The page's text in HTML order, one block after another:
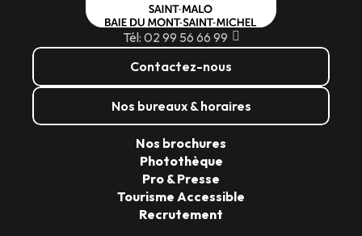
Tél: 02 99 56 66 99
Contactez-nous
Nos bureaux & horaires
Nos brochures
Photothèque
Pro & Presse
Tourisme Accessible
Recrutement